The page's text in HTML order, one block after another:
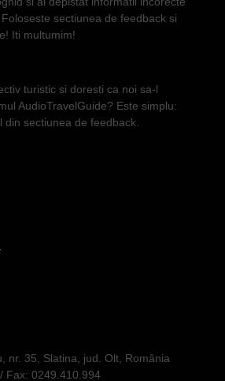
sectiunea de feedback si
Iti multumim!
turistic si doresti ca noi sa-l
AudioTravelGuide? Este simplu:
din sectiunea de feedback.
nr. 35, Slatina, jud. Olt, România
Fax: 0249.410.994